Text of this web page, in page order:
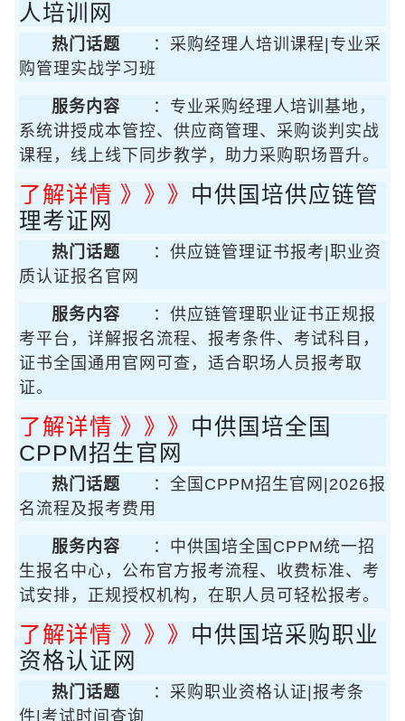
人培训网
热门话题
：采购经理人培训课程|专业采
购管理实战学习班
服务内容
：专业采购经理人培训基地，
系统讲授成本管控、供应商管理、采购谈判实战
课程，线上线下同步教学，助力采购职场晋升。
了解详情 》》》 中供国培供应链管
理考证网
热门话题
：供应链管理证书报考|职业资
质认证报名官网
服务内容
：供应链管理职业证书正规报
考平台，详解报名流程、报考条件、考试科目，
证书全国通用官网可查，适合职场人员报考取
证。
了解详情 》》》 中供国培全国
CPPM招生官网
热门话题
：全国CPPM招生官网|2026报
名流程及报考费用
服务内容
：中供国培全国CPPM统一招
生报名中心，公布官方报考流程、收费标准、考
试安排，正规授权机构，在职人员可轻松报考。
了解详情 》》》 中供国培采购职业
资格认证网
热门话题
：采购职业资格认证|报考条
件|考试时间查询